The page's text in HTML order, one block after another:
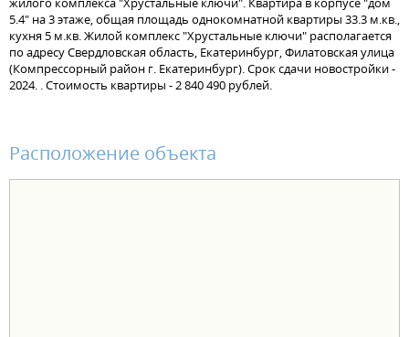
5.4" на 3 этаже, общая площадь однокомнатной квартиры 33.3 м.кв.,
кухня 5 м.кв. Жилой комплекс "Хрустальные ключи" располагается
по адресу Свердловская область, Екатеринбург, Филатовская улица
(Компрессорный район г. Екатеринбург). Срок сдачи новостройки -
2024. . Стоимость квартиры - 2 840 490 рублей.
Расположение объекта